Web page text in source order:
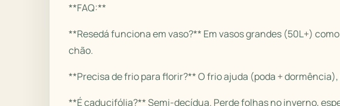
**FAQ:**
**Resedá funciona em vaso?** Em vasos grandes (50L+)
chão.
**Precisa de frio para florir?** O frio ajuda (poda +
**É caducifólia?** Semi-decídua. Perde folhas no inverno,